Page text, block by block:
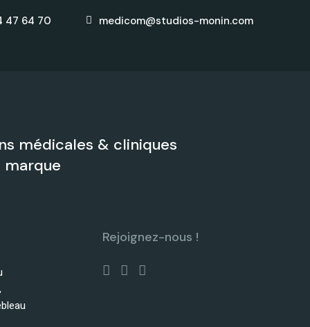
47 64 70 medicom@studios-monin.com
médicales & cliniques
marque
Rejoignez-nous !